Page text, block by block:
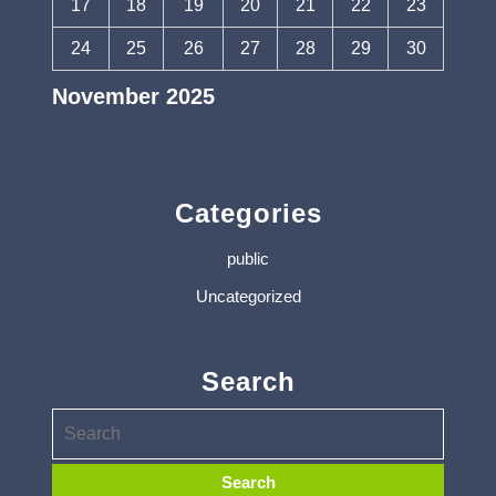
November 2025
17 18 19 20 21 22 23
24 25 26 27 28 29 30
Categories
public
Uncategorized
Search